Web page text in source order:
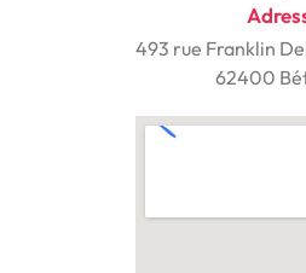
493 rue Franklin
62400